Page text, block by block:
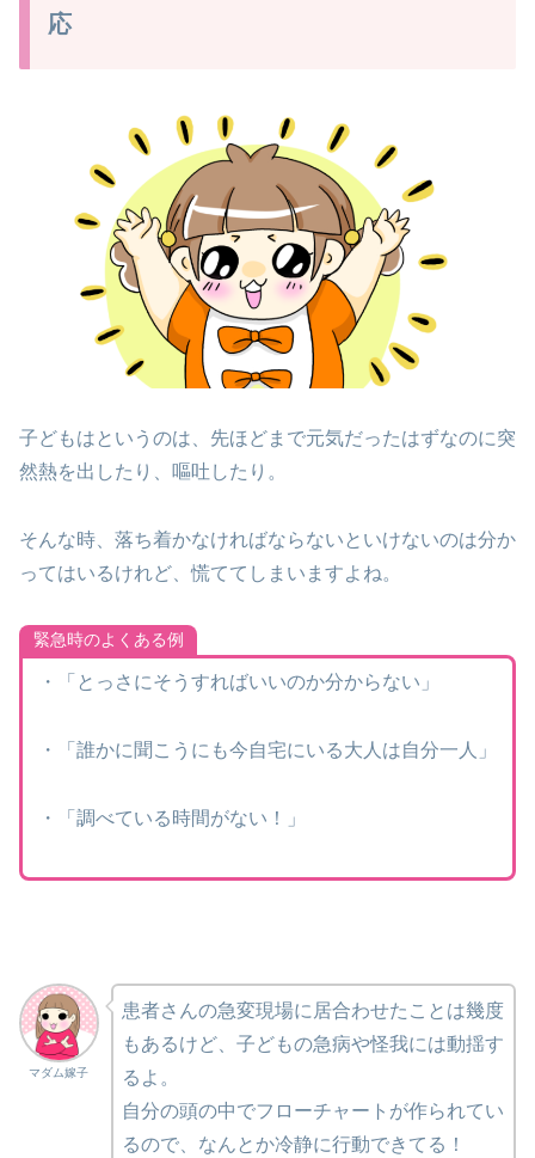
応
子どもはというのは、先ほどまで元気だったはずなのに突
然熱を出したり、嘔吐したり。
そんな時、落ち着かなければならないといけないのは分か
ってはいるけれど、慌ててしまいますよね。
緊急時のよくある例
・「とっさにそうすればいいのか分からない」
・「誰かに聞こうにも今自宅にいる大人は自分一人」
・「調べている時間がない！」
マダム嫁子
患者さんの急変現場に居合わせたことは幾度
もあるけど、子どもの急病や怪我には動揺す
るよ。
自分の頭の中でフローチャートが作られてい
るので、なんとか冷静に行動できてる！